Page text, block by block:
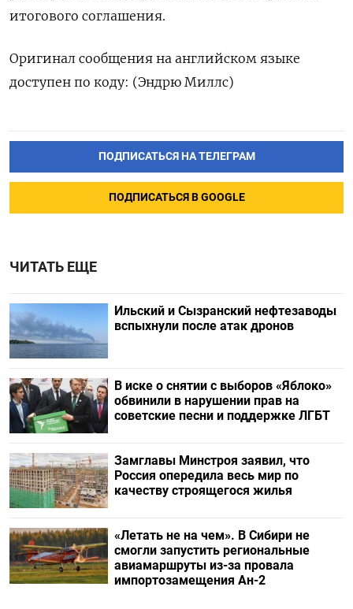
итогового соглашения.
Оригинал ‌сообщения на английском ​языке
доступен по ‌коду: (Эндрю Миллс)
ПОДПИСАТЬСЯ НА ТЕЛЕГРАМ
ПОДПИСАТЬСЯ В GOOGLE
ЧИТАТЬ ЕЩЕ
Ильский и Сызранский нефтезаводы
вспыхнули после атак дронов
В иске о снятии с выборов «Яблоко»
обвинили в нарушении прав на
советские песни и поддержке ЛГБТ
Замглавы Минстроя заявил, что
Россия опередила весь мир по
качеству строящегося жилья
«Летать не на чем». В Сибири не
смогли запустить региональные
авиамаршруты из-за провала
импортозамещения Ан-2